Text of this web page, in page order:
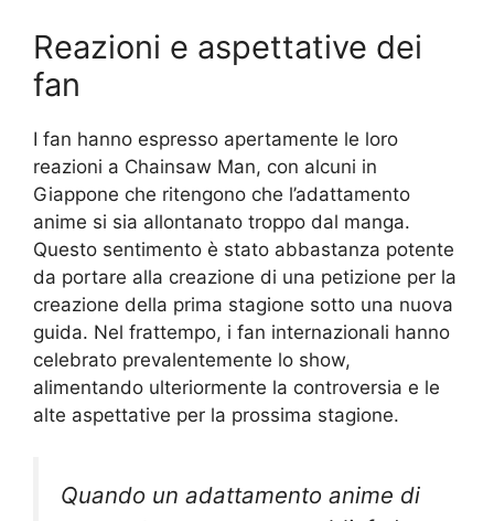
Reazioni e aspettative dei
fan
I fan hanno espresso apertamente le loro
reazioni a Chainsaw Man, con alcuni in
Giappone che ritengono che l’adattamento
anime si sia allontanato troppo dal manga.
Questo sentimento è stato abbastanza potente
da portare alla creazione di una petizione per la
creazione della prima stagione sotto una nuova
guida. Nel frattempo, i fan internazionali hanno
celebrato prevalentemente lo show,
alimentando ulteriormente la controversia e le
alte aspettative per la prossima stagione.
Quando un adattamento anime di